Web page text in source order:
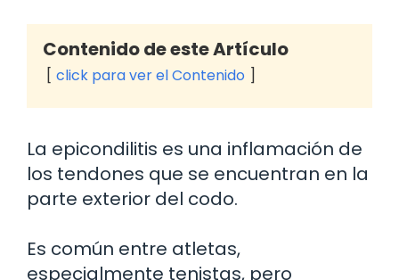
Contenido de este Artículo
click para ver el Contenido
La epicondilitis es una inflamación de
los tendones que se encuentran en la
parte exterior del codo.
Es común entre atletas,
especialmente tenistas, pero